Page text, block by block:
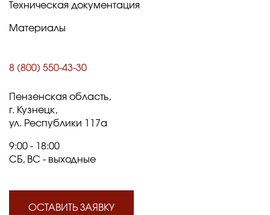
Техническая документация
Материалы
8 (800) 550-43-30
Пензенская область,
г. Кузнецк,
ул. Республики 117а
9:00 - 18:00
СБ, ВС - выходные
ОСТАВИТЬ ЗАЯВКУ